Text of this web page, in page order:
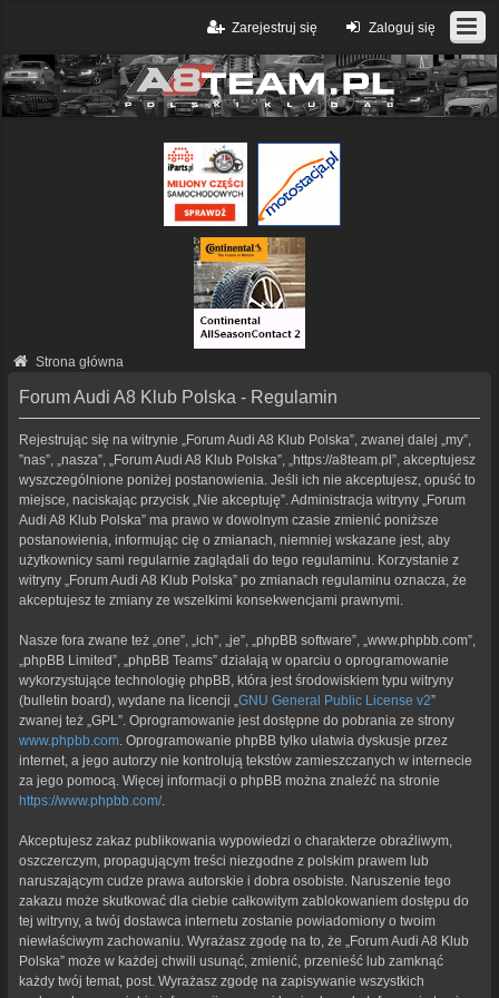
Zaloguj się
Zarejestruj się
Strona główna
Forum Audi A8 Klub Polska - Regulamin
Rejestrując się na witrynie „Forum Audi A8 Klub Polska”, zwanej dalej „my”,
”nas”, „nasza”, „Forum Audi A8 Klub Polska”, „https://a8team.pl”, akceptujesz
wyszczególnione poniżej postanowienia. Jeśli ich nie akceptujesz, opuść to
miejsce, naciskając przycisk „Nie akceptuję”. Administracja witryny „Forum
Audi A8 Klub Polska” ma prawo w dowolnym czasie zmienić poniższe
postanowienia, informując cię o zmianach, niemniej wskazane jest, aby
użytkownicy sami regularnie zaglądali do tego regulaminu. Korzystanie z
witryny „Forum Audi A8 Klub Polska” po zmianach regulaminu oznacza, że
akceptujesz te zmiany ze wszelkimi konsekwencjami prawnymi.
Nasze fora zwane też „one”, „ich”, „je”, „phpBB software”, „www.phpbb.com”,
„phpBB Limited”, „phpBB Teams” działają w oparciu o oprogramowanie
wykorzystujące technologię phpBB, która jest środowiskiem typu witryny
(bulletin board), wydane na licencji „GNU General Public License v2”
zwanej też „GPL”. Oprogramowanie jest dostępne do pobrania ze strony
www.phpbb.com. Oprogramowanie phpBB tylko ułatwia dyskusje przez
internet, a jego autorzy nie kontrolują tekstów zamieszczanych w internecie
za jego pomocą. Więcej informacji o phpBB można znaleźć na stronie
https://www.phpbb.com/.
Akceptujesz zakaz publikowania wypowiedzi o charakterze obraźliwym,
oszczerczym, propagującym treści niezgodne z polskim prawem lub
naruszającym cudze prawa autorskie i dobra osobiste. Naruszenie tego
zakazu może skutkować dla ciebie całkowitym zablokowaniem dostępu do
tej witryny, a twój dostawca internetu zostanie powiadomiony o twoim
niewłaściwym zachowaniu. Wyrażasz zgodę na to, że „Forum Audi A8 Klub
Polska” może w każdej chwili usunąć, zmienić, przenieść lub zamknąć
każdy twój temat, post. Wyrażasz zgodę na zapisywanie wszystkich